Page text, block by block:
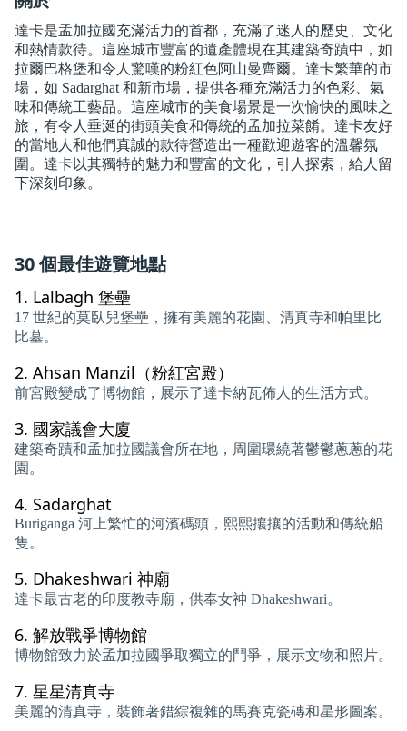
達卡是孟加拉國充滿活力的首都，充滿了迷人的歷史、文化
和熱情款待。這座城市豐富的遺產體現在其建築奇蹟中，如
拉爾巴格堡和令人驚嘆的粉紅色阿山曼齊爾。達卡繁華的市
場，如 Sadarghat 和新市場，提供各種充滿活力的色彩、氣
味和傳統工藝品。這座城市的美食場景是一次愉快的風味之
旅，有令人垂涎的街頭美食和傳統的孟加拉菜餚。達卡友好
的當地人和他們真誠的款待營造出一種歡迎遊客的溫馨氛
圍。達卡以其獨特的魅力和豐富的文化，引人探索，給人留
下深刻印象。
30 個最佳遊覽地點
1. Lalbagh 堡壘
17 世紀的莫臥兒堡壘，擁有美麗的花園、清真寺和帕里比
比墓。
2. Ahsan Manzil（粉紅宮殿）
前宮殿變成了博物館，展示了達卡納瓦佈人的生活方式。
3. 國家議會大廈
建築奇蹟和孟加拉國議會所在地，周圍環繞著鬱鬱蔥蔥的花
園。
4. Sadarghat
Buriganga 河上繁忙的河濱碼頭，熙熙攘攘的活動和傳統船
隻。
5. Dhakeshwari 神廟
達卡最古老的印度教寺廟，供奉女神 Dhakeshwari。
6. 解放戰爭博物館
博物館致力於孟加拉國爭取獨立的鬥爭，展示文物和照片。
7. 星星清真寺
美麗的清真寺，裝飾著錯綜複雜的馬賽克瓷磚和星形圖案。